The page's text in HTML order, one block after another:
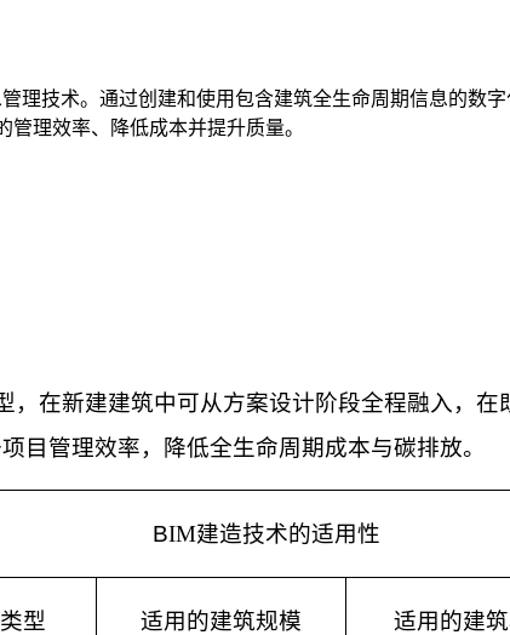
理技术。通过创建和使用包含建筑全生命周期信息的数
理效率、降低成本并提升质量。
，在新建建筑中可从方案设计阶段全程融入，
目管理效率，降低全生命周期成本与碳排放。
BIM建造技术的适用性
型 适用的建筑规模 适用的建